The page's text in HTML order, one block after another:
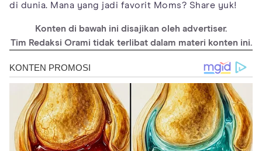
di dunia. Mana yang jadi favorit Moms? Share yuk!
Konten di bawah ini disajikan oleh advertiser.
Tim Redaksi Orami tidak terlibat dalam materi konten ini.